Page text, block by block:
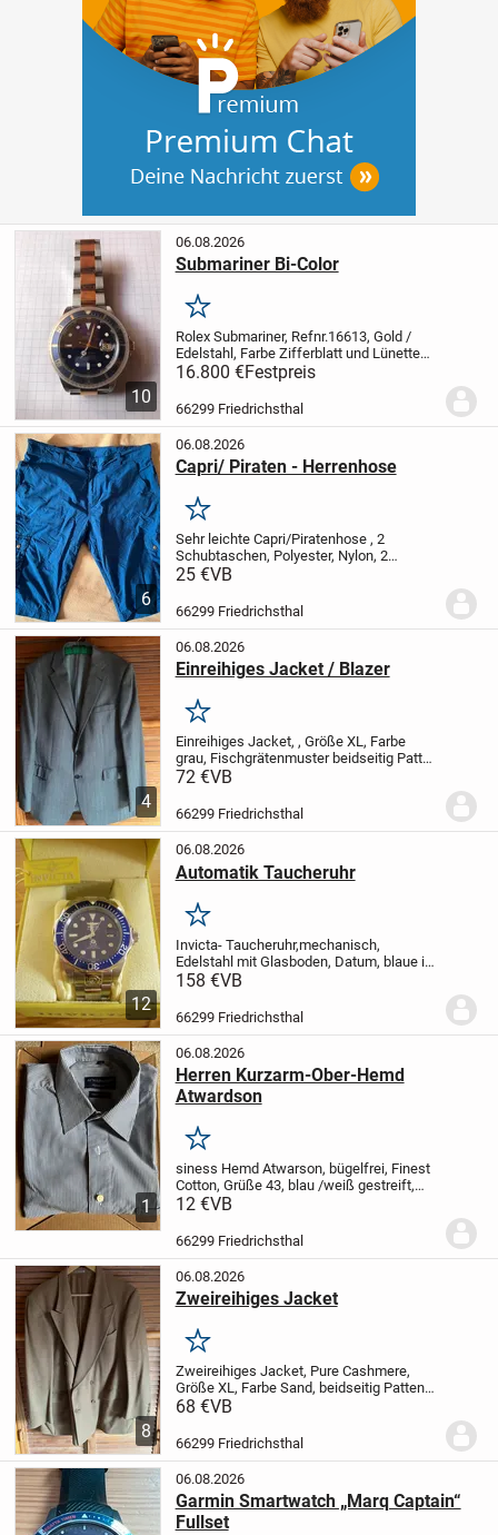
10
06.08.2026
Submariner Bi-Color
Merken
Rolex Submariner, Refnr.16613, Gold /
Edelstahl, Farbe Zifferblatt und Lünette
blau/ Gold, Lünettenschutz ist vorhanden,
Krone Gold, Uhrenboden mit Hologramm
versehen, Armband Edelstahl/ Gold mit...
16.800 €Festpreis
66299 Friedrichsthal
6
06.08.2026
Capri/ Piraten - Herrenhose
Merken
Sehr leichte Capri/Piratenhose , 2
Schubtaschen, Polyester, Nylon, 2
Gesäßtaschen mit Druckknöpfen linkes
Druckknöpfen, rechtes Bein eine große
25 €VB
66299 Friedrichsthal
4
06.08.2026
Einreihiges Jacket / Blazer
Merken
Einreihiges Jacket, , Größe XL, Farbe
grau, Fischgrätenmuster beidseitig Patten
Taschen mit 1 Münztasche, linke
innenseitig links 3 Taschen und
72 €VB
66299 Friedrichsthal
12
06.08.2026
Automatik Taucheruhr
Merken
Invicta- Taucheruhr,mechanisch,
Edelstahl mit Glasboden, Datum, blaue in
eine Richtung drehbare Taucherlünette,
wasserdicht bis 300 m, Taucherarmband
verstellbar mit...
158 €VB
66299 Friedrichsthal
1
06.08.2026
Herren Kurzarm-Ober-Hemd
Atwardson
Merken
siness Hemd Atwarson, bügelfrei, Finest
Cotton, Grüße 43, blau /weiß gestreift,
kurzarm,hochwertig und angenehmes
%iger Versandbeteiligung
12 €VB
66299 Friedrichsthal
8
06.08.2026
Zweireihiges Jacket
Merken
Zweireihiges Jacket, Pure Cashmere,
Größe XL, Farbe Sand, beidseitig Patten
Taschen mit 1 Münztasche, linke
innenseitige Tasche, angenehm zutragen
68 €VB
66299 Friedrichsthal
06.08.2026
Garmin Smartwatch „Marq Captain“
Fullset